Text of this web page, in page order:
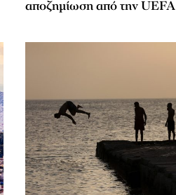
αποζημίωση από την UEFA